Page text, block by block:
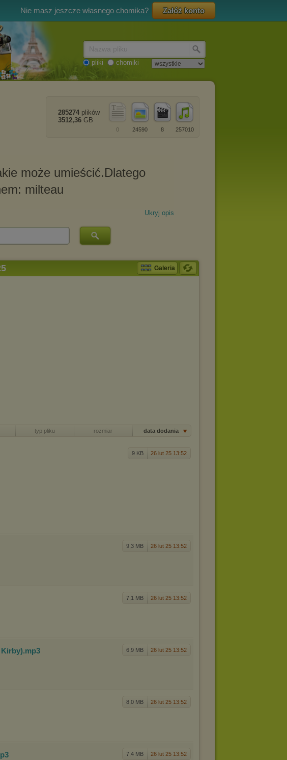
Nie masz jeszcze własnego chomika? Załóż konto
pliki chomiki
257010
8
24590
0
285274 plików
3512,36 GB
Ukryj opis
Galeria
typ pliku rozmiar data dodania
9 KB 26 lut 25 13:52
9,3 MB 26 lut 25 13:52
7,1 MB 26 lut 25 13:52
6,9 MB 26 lut 25 13:52
.mp3
8,0 MB 26 lut 25 13:52
7,4 MB 26 lut 25 13:52